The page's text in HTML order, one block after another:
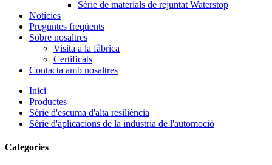
Sèrie de materials de rejuntat Waterstop
Notícies
Preguntes freqüents
Sobre nosaltres
Visita a la fàbrica
Certificats
Contacta amb nosaltres
Inici
Productes
Sèrie d'escuma d'alta resiliència
Sèrie d'aplicacions de la indústria de l'automoció
Categories